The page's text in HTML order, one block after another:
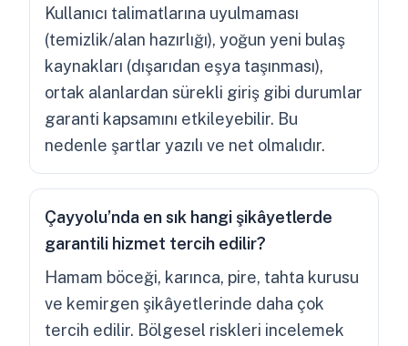
Kullanıcı talimatlarına uyulmaması
(temizlik/alan hazırlığı), yoğun yeni bulaş
kaynakları (dışarıdan eşya taşınması),
ortak alanlardan sürekli giriş gibi durumlar
garanti kapsamını etkileyebilir. Bu
nedenle şartlar yazılı ve net olmalıdır.
Çayyolu’nda en sık hangi şikâyetlerde
garantili hizmet tercih edilir?
Hamam böceği, karınca, pire, tahta kurusu
ve kemirgen şikâyetlerinde daha çok
tercih edilir. Bölgesel riskleri incelemek